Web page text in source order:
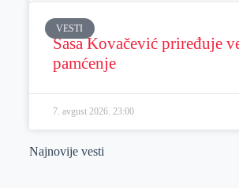
VESTI
Sasa Kovačević priređuje
pamćenje
7. avgust 2026. 23:00
Najnovije vesti